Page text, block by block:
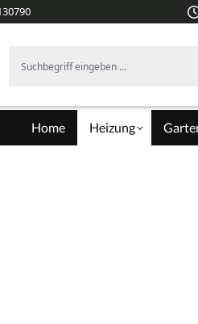
Home Heizung